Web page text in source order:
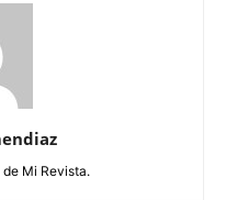
Mi Revista.